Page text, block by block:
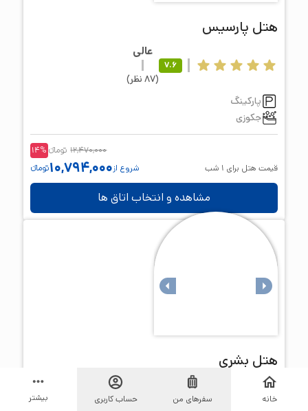
هتل پارسیس
7.6
عالی
(
87 نظر)
پارکینگ
جکوزی
12,470,000 تومانء 14%
قیمت هتل برای 1 شب شروع از10,794,000تومانء
مشاهده و انتخاب اتاق ها
هتل بشری
8.8 خانه سفرهای من حساب کاربری بیشتر